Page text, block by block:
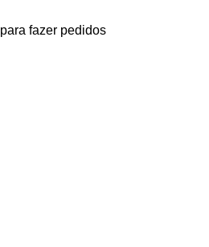
para fazer pedidos